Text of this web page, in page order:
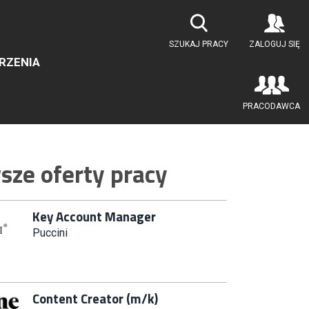
SZUKAJ PRACY ZALOGUJ SIĘ
PRACODAWCA
oferty pracy
Puccini
Content Creator (m/k)
Junior RPA Developer (k/m)
TERG S.A.
Kupiec / Kupczyni Fashion